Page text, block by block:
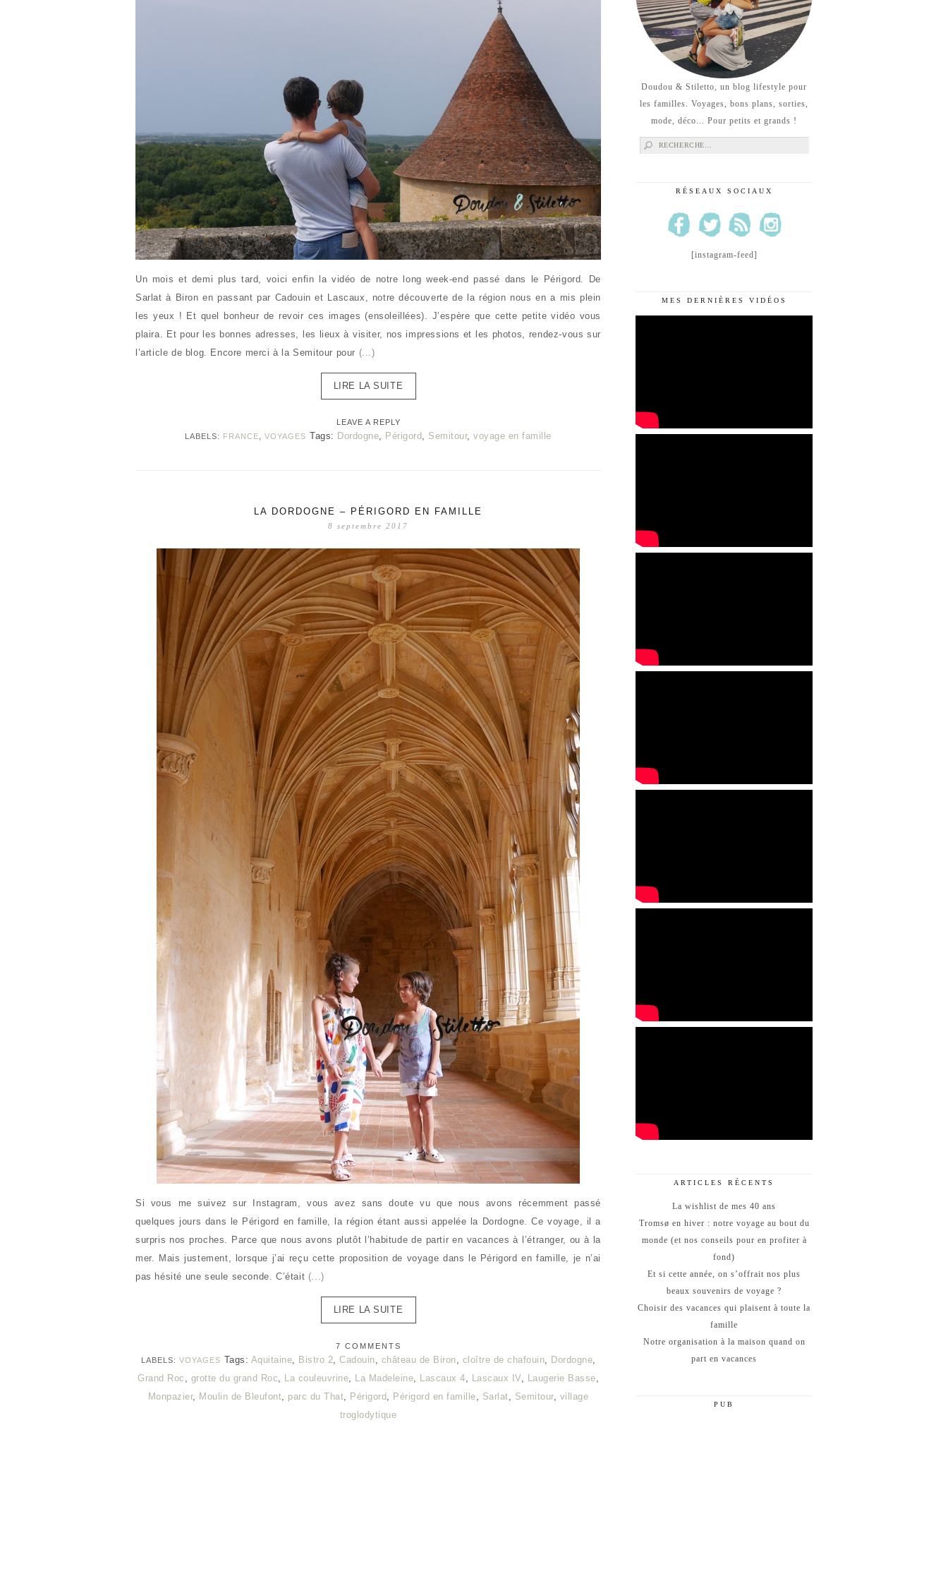
Un mois et demi plus tard, voici enfin la vidéo de notre long week-end passé dans le Périgord. De
Sarlat à Biron en passant par Cadouin et Lascaux, notre découverte de la région nous en a mis plein
les yeux ! Et quel bonheur de revoir ces images (ensoleillées). J’espère que cette petite vidéo vous
plaira. Et pour les bonnes adresses, les lieux à visiter, nos impressions et les photos, rendez-vous sur
l’article de blog. Encore merci à la Semitour pour (...)
LIRE LA SUITE
LEAVE A REPLY
LABELS: FRANCE ,VOYAGES Tags: Dordogne, Périgord, Semitour,voyage en famille
LA DORDOGNE – PÉRIGORD EN FAMILLE
8 septembre 2017
Si vous me suivez sur Instagram, vous avez sans doute vu que nous avons récemment passé
quelques jours dans le Périgord en famille, la région étant aussi appelée la Dordogne. Ce voyage, il a
surpris nos proches. Parce que nous avons plutôt l’habitude de partir en vacances à l’étranger, ou à la
mer. Mais justement, lorsque j’ai reçu cette proposition de voyage dans le Périgord en famille, je n’ai
pas hésité une seule seconde. C’était (...)
LIRE LA SUITE
7 COMMENTS
LABELS: VOYAGES Tags: Aquitaine, Bistro 2, Cadouin, château de Biron, cloître de chafouin, Dordogne,
Grand Roc , grotte du grand Roc, La couleuvrine, La Madeleine, Lascaux 4, Lascaux IV, Laugerie Basse,
Monpazier, Moulin de Bleufont, parc du That, Périgord, Périgord en famille, Sarlat, Semitour, village
troglodytique
Doudou & Stiletto, un blog lifestyle pour
les familles. Voyages, bons plans, sorties,
mode, déco... Pour petits et grands !
Rechercher :
RÉSEAUX SOCIAUX
[instagram-feed]
MES DERNIÈRES VIDÉOS
ARTICLES RÉCENTS
La wishlist de mes 40 ans
Tromsø en hiver : notre voyage au bout du
monde (et nos conseils pour en profiter à
fond)
Et si cette année, on s’offrait nos plus
beaux souvenirs de voyage ?
Choisir des vacances qui plaisent à toute la
famille
Notre organisation à la maison quand on
part en vacances
PUB